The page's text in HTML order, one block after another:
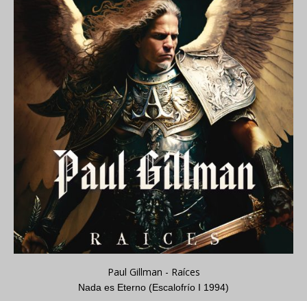
Paul Gillman - Raíces
Nada es Eterno (Escalofrío I 1994)